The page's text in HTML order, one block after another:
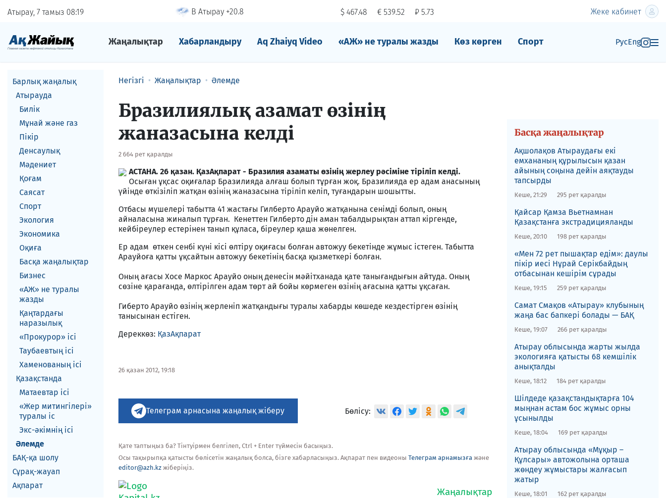
Атырау, 7 тамыз 0819 В Атырау +20.8 $ 467.48 € 539.52 ₽ 5.73 Жеке кабинет
Жаңалықтар Хабарландыру Aq Zhaiyq Video «АЖ» не туралы жазды Көз көрген Спорт РусEng
Барлық жаңалық
Атырауда
Билік
Мұнай және газ
Пікір
Денсаулық
Мәдениет
Қоғам
Саясат
Спорт
Экология
Экономика
Оқиға
Басқа жаңалықтар
Бизнес
«АЖ» не туралы
жазды
Қаңтардағы
наразылық
«Прокурор» ісі
Таубаевтың ісі
Хаменованың ісі
Қазақстанда
Матаевтар ici
«Жер митингілері»
туралы іс
Экс-әкiмнiң iсi
Әлемде
БАҚ-қа шолу
Сұрақ-жауап
Ақпарат
Негізгі Жаңалықтар Әлемде
Бразилиялық азамат өзінің
жаназасына келді
2 664 рет қаралды
АСТАНА. 26 қазан. ҚазАқпарат - Бразилия азаматы өзінің жерлеу рәсіміне тіріліп келді.
Осыған ұқсас оқиғалар Бразилияда алғаш болып тұрған жоқ. Бразилияда ер адам анасының
үйінде өткізіліп жатқан өзінің жаназасына тіріліп келіп, туғандарын шошытты.
Отбасы мүшелері табытта 41 жастағы Гилберто Арауйо жатқанына сенімді болып, оның
айналасына жиналып тұрған. Кенеттен Гилберто дін аман табалдырықтан аттап кіргенде,
кейбіреулер естерінен танып құласа, біреулер қаша жөнелген.
Ер адам өткен сенбі күні кісі өлтіру оқиғасы болған автожуу бекетінде жұмыс істеген. Табытта
Арауйоға қатты ұқсайтын автожуу бекетінің басқа қызметкері болған.
Оның ағасы Хосе Маркос Арауйо оның денесін мәйітханада қате танығандығын айтуда. Оның
сөзіне қарағанда, өлтірілген адам төрт ай бойы көрмеген өзінің ағасына қатты ұқсаған.
Гиберто Арауйо өзінің жерленіп жатқандығы туралы хабарды көшеде кездестірген өзінің
танысынан естіген.
Дереккөз: ҚазАқпарат
26 қазан 2012, 19:18
Телеграм арнасына жаңалық жіберу Бөлісу:
Қате таптыңыз ба? Тінтуірмен белгілеп, Ctrl + Enter түймесін басыңыз.
Осы тақырыпқа қатысты бөлісетін жаңалық болса, бізге хабарласыңыз. Ақпарат пен видеоны Телеграм арнамызға және
editor@azh.kz жіберіңіз.
Басқа жаңалықтар
Ақшолақов Атыраудағы екі
емхананың құрылысын қазан
айының соңына дейін аяқтауды
тапсырды
Кеше, 21:29 295 рет қаралды
​Қайсар Қамза Вьетнамнан
Қазақстанға экстрадицияланды
Кеше, 20:10 198 рет қаралды
«Мен 72 рет пышақтар едім»: даулы
пікір иесі Нұрай Серікбайдың
отбасынан кешірім сұрады
Кеше, 19:15 259 рет қаралды
​Самат Смақов «Атырау» клубының
жаңа бас бапкері болады — БАҚ
Кеше, 19:07 266 рет қаралды
​Атырау облысында жарты жылда
экологияға қатысты 68 кемшілік
анықталды
Кеше, 18:12 184 рет қаралды
​Шілдеде қазақстандықтарға 104
мыңнан астам бос жұмыс орны
ұсынылды
Кеше, 18:04 169 рет қаралды
​Атырау облысында «Мұқыр –
Құлсары» автожолына орташа
жөндеу жұмыстары жалғасып
жатыр
Кеше, 18:01 162 рет қаралды